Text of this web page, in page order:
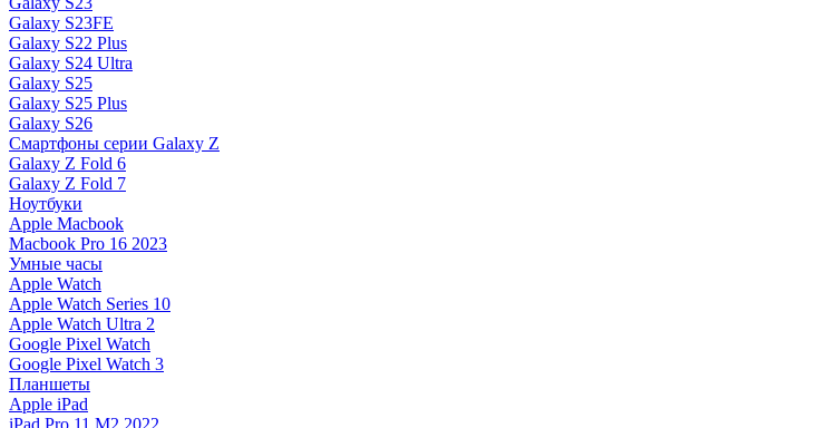
Galaxy S23FE
Galaxy S22 Plus
Galaxy S24 Ultra
Galaxy S25
Galaxy S25 Plus
Galaxy S26
Смартфоны серии Galaxy Z
Galaxy Z Fold 6
Galaxy Z Fold 7
Ноутбуки
Apple Macbook
Macbook Pro 16 2023
Умные часы
Apple Watch
Apple Watch Series 10
Apple Watch Ultra 2
Google Pixel Watch
Google Pixel Watch 3
Планшеты
Apple iPad
iPad Pro 11 M2 2022